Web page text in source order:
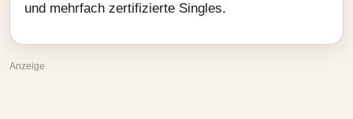
und mehrfach zertifizierte Singles.
Anzeige